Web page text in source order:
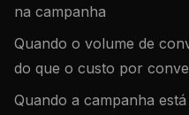
na campanha
Quando o volume de
do que o custo por
Quando a campanha